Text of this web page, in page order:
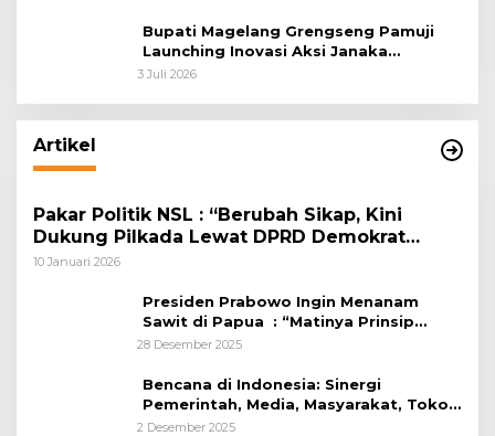
Bupati Magelang Grengseng Pamuji
Launching Inovasi Aksi Janaka
Program Sekolah Adiwiyata
3 Juli 2026
Artikel
Pakar Politik NSL : “Berubah Sikap, Kini
Dukung Pilkada Lewat DPRD Demokrat
Memainkan Startegi Bluffing Untuk
10 Januari 2026
Presiden Prabowo Ingin Menanam
Sawit di Papua : “Matinya Prinsip
“political responsibility” dan Amnesia
28 Desember 2025
Bencana di Indonesia: Sinergi
Pemerintah, Media, Masyarakat, Tokoh
Agama, Tenaga Kesehatan, dan
2 Desember 2025